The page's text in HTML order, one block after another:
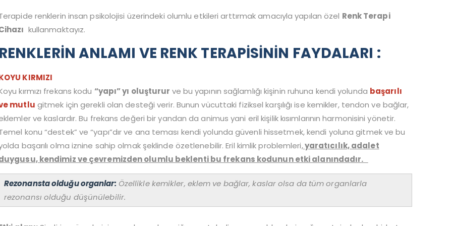
renklerin insan psikolojisi üzerindeki olumlu etkileri arttırmak amacıyla yapılan özel Renk Terapi
kullanmaktayız.
ANLAMI VE RENK TERAPİSİNİN FAYDALARI :
KIRMIZI
kırmızı frekans kodu “yapı” yı oluşturur ve bu yapının sağlamlığı kişinin ruhuna kendi yolunda başarılı
mutlu gitmek için gerekli olan desteği verir. Bunun vücuttaki fiziksel karşılığı ise kemikler, tendon ve bağlar,
ve kaslardır. Bu frekans değeri bir yandan da animus yani eril kişilik kısımlarının harmonisini yönetir.
konu “destek” ve “yapı”dır ve ana teması kendi yolunda güvenli hissetmek, kendi yoluna gitmek ve bu
başarılı olma iznine sahip olmak şeklinde özetlenebilir. Eril kimlik problemleri,yaratıcılık, adalet
kendimiz ve çevremizden olumlu beklenti bu frekans kodunun etki alanındadır.
Rezonansta olduğu organlar: Özellikle kemikler, eklem ve bağlar, kaslar olsa da tüm organlarla
rezonansı olduğu düşünülebilir.